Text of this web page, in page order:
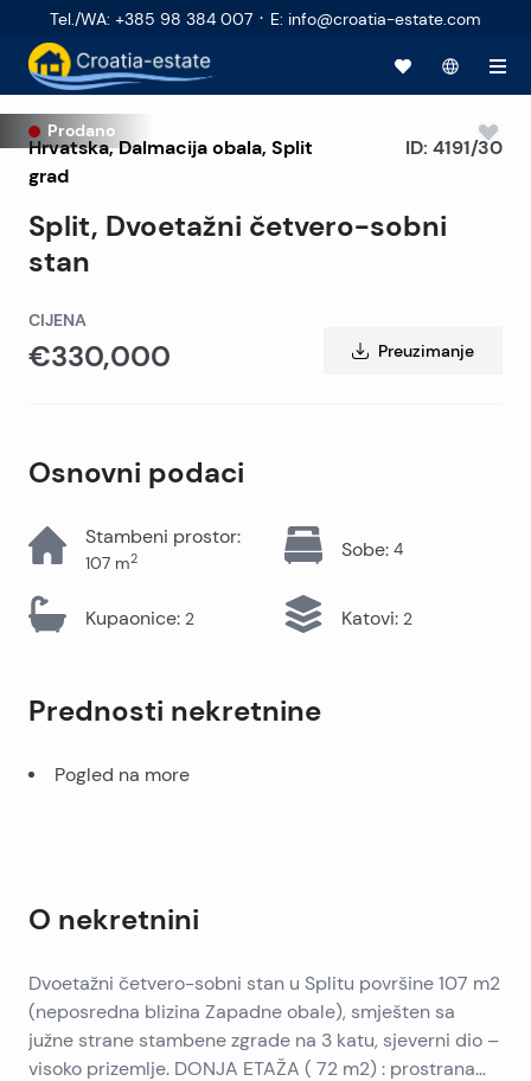
Tel./WA: +385 98 384 007 · E: info@croatia-estate.com
Prodano
Hrvatska,Dalmacija obala, Split
grad
Split, Dvoetažni četvero-sobni
stan
ID: 4191/30
CIJENA
€330,000 Preuzimanje
Osnovni podaci
Stambeni prostor:
107 m2 Sobe: 4
Kupaonice: 2 Katovi: 2
Prednosti nekretnine
Pogled na more
O nekretnini
Dvoetažni četvero-sobni stan u Splitu površine 107 m2
(neposredna blizina Zapadne obale), smješten sa
južne strane stambene zgrade na 3 katu, sjeverni dio –
visoko prizemlje. DONJA ETAŽA ( 72 m2) : prostrana